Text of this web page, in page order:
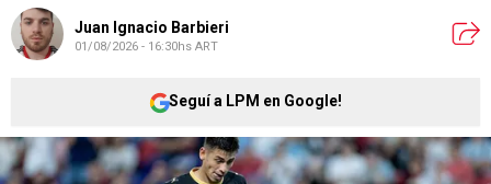
Juan Ignacio Barbieri
01/08/2026 - 16:30hs ART
Seguí a LPM en Google!